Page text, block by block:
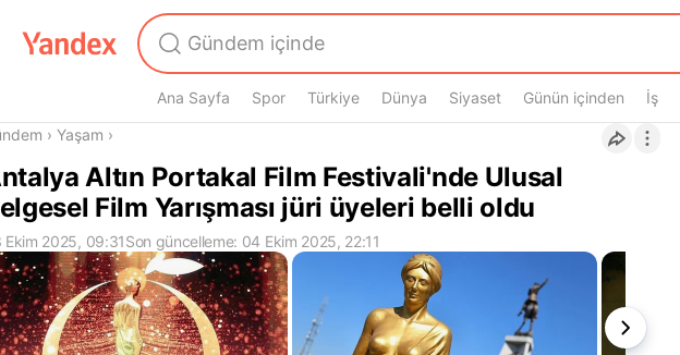
Ana Sayfa Spor Türkiye Dünya Siyaset Günün içinden İş
› Yaşam ›
Altın Portakal Film Festivali'nde Ulusal
Film Yarışması jüri üyeleri belli oldu
Ekim 2025, 09:31Son güncelleme: 04 Ekim 2025, 22:11